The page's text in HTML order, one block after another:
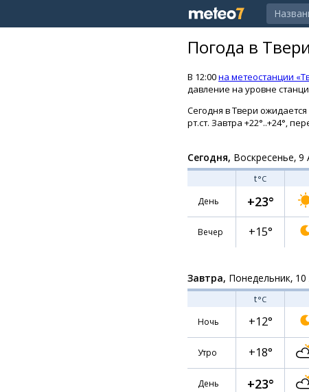
Погода в
В 12:00на метеостанции
давление на уровне
Сегодня в Твери
рт.ст. Завтра +22°..+24°,
Сегодня, Воскресенье, 9
t°C
День
+23°
Вечер +15°
Завтра, Понедельник, 10
t°C
Ночь
+12°
Утро +18°
День +23°